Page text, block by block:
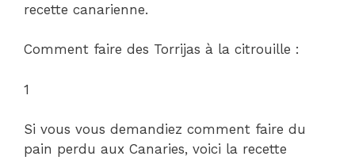
recette canarienne.
Comment faire des Torrijas à la citrouille :
1
Si vous vous demandiez comment faire du
pain perdu aux Canaries, voici la recette